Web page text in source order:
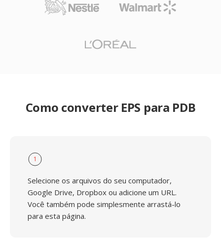
Como converter EPS para PDB
1
Selecione os arquivos do seu computador,
Google Drive, Dropbox ou adicione um URL.
Você também pode simplesmente arrastá-lo
para esta página.